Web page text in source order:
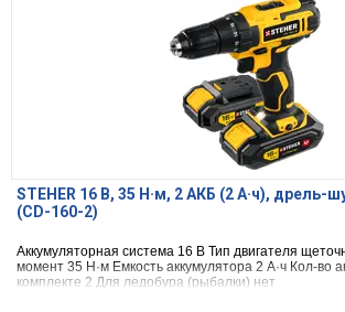
STEHER 16 В, 35 Н·м, 2 АКБ (2 А·ч), дрель-
(CD-160-2)
Аккумуляторная система 16 B Тип двигателя
момент 35 Н·м Емкость аккумулятора 2 А·ч Кол-во
комплекте 2 Для ледобура (рыбалки) нет